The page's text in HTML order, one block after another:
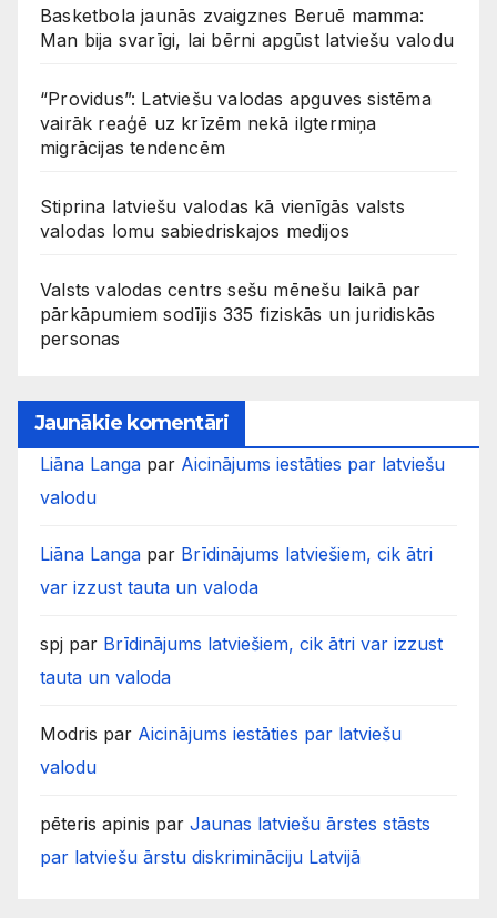
Basketbola jaunās zvaigznes Beruē mamma:
Man bija svarīgi, lai bērni apgūst latviešu valodu
“Providus”: Latviešu valodas apguves sistēma
vairāk reaģē uz krīzēm nekā ilgtermiņa
migrācijas tendencēm
Stiprina latviešu valodas kā vienīgās valsts
valodas lomu sabiedriskajos medijos
Valsts valodas centrs sešu mēnešu laikā par
pārkāpumiem sodījis 335 fiziskās un juridiskās
personas
Jaunākie komentāri
Liāna Langa par Aicinājums iestāties par latviešu
valodu
Liāna Langa par Brīdinājums latviešiem, cik ātri
var izzust tauta un valoda
spj par Brīdinājums latviešiem, cik ātri var izzust
tauta un valoda
Modris par Aicinājums iestāties par latviešu
valodu
pēteris apinis par Jaunas latviešu ārstes stāsts
par latviešu ārstu diskrimināciju Latvijā